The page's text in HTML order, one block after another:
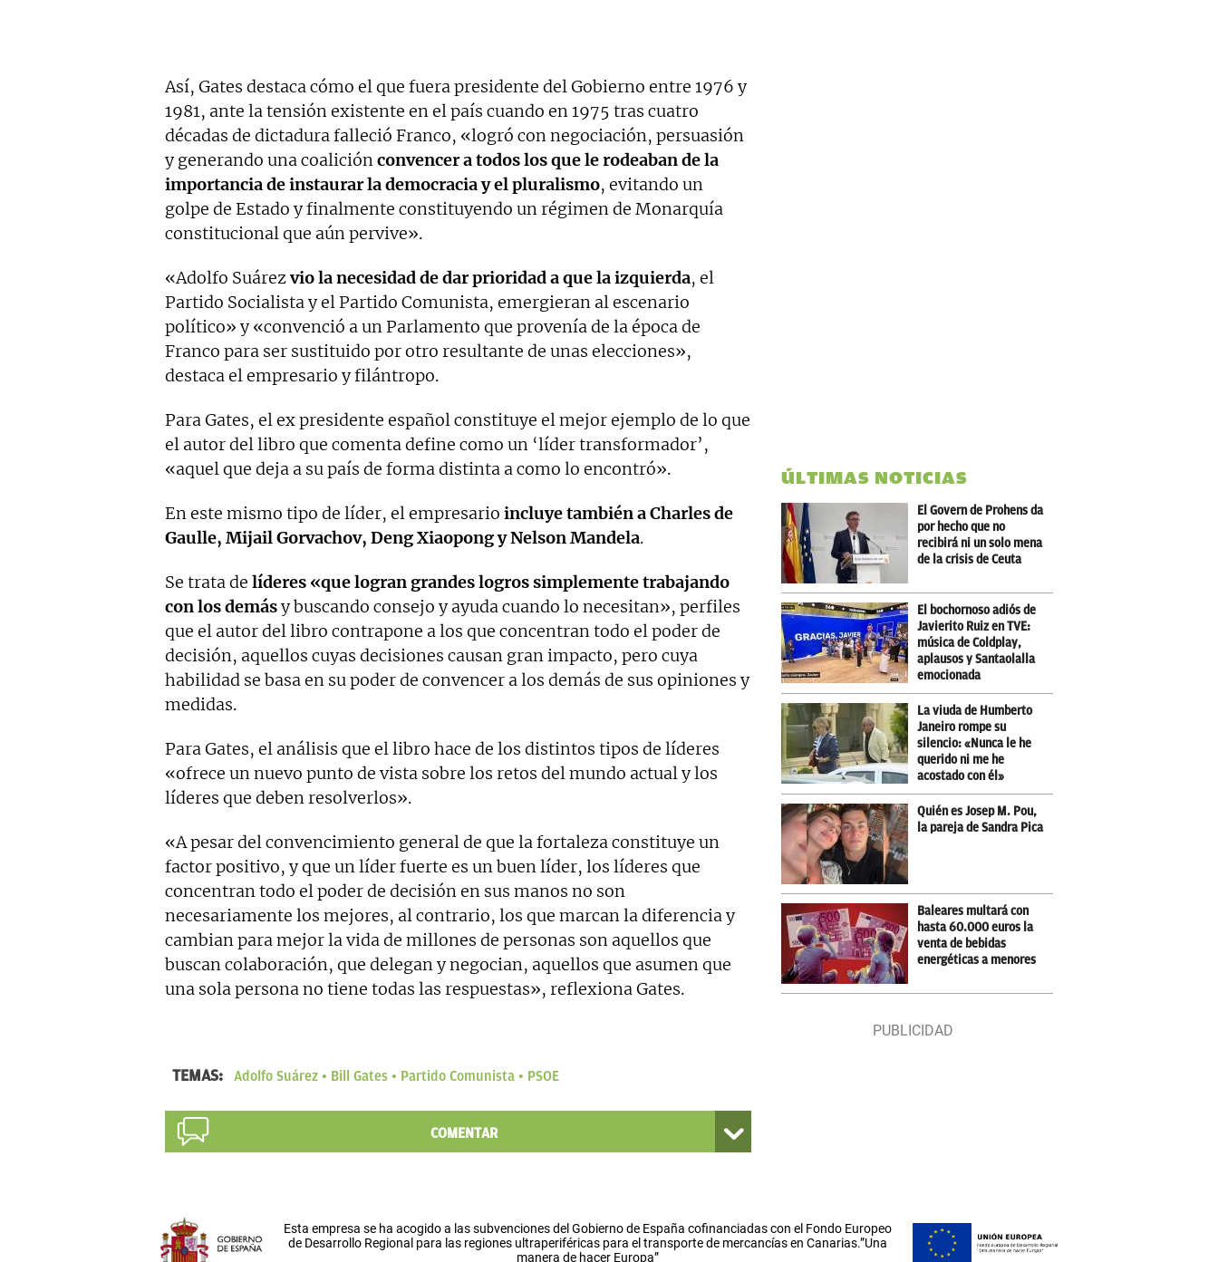
Así, Gates destaca cómo el que fuera presidente del Gobierno entre 1976 y
1981, ante la tensión existente en el país cuando en 1975 tras cuatro
décadas de dictadura falleció Franco, «logró con negociación, persuasión
y generando una coaliciónconvencer a todos los que le rodeaban de la
importancia de instaurar la democracia y el pluralismo, evitando un
golpe de Estado y finalmente constituyendo un régimen de Monarquía
constitucional que aún pervive».
«Adolfo Suárezvio la necesidad de dar prioridad a que la izquierda, el
Partido Socialista y el Partido Comunista, emergieran al escenario
político» y «convenció a un Parlamento que provenía de la época de
Franco para ser sustituido por otro resultante de unas elecciones»,
destaca el empresario y filántropo.
Para Gates, el ex presidente español constituye el mejor ejemplo de lo que
el autor del libro que comenta define como un ‘líder transformador’,
«aquel que deja a su país de forma distinta a como lo encontró».
En este mismo tipo de líder, el empresario incluye también a Charles de
Gaulle, Mijail Gorvachov, Deng Xiaopong y Nelson Mandela.
Se trata de líderes «que logran grandes logros simplemente trabajando
con los demásy buscando consejo y ayuda cuando lo necesitan», perfiles
que el autor del libro contrapone a los que concentran todo el poder de
decisión, aquellos cuyas decisiones causan gran impacto, pero cuya
habilidad se basa en su poder de convencer a los demás de sus opiniones y
medidas.
Para Gates, el análisis que el libro hace de los distintos tipos de líderes
«ofrece un nuevo punto de vista sobre los retos del mundo actual y los
líderes que deben resolverlos».
«A pesar del convencimiento general de que la fortaleza constituye un
factor positivo, y que un líder fuerte es un buen líder, los líderes que
concentran todo el poder de decisión en sus manos no son
necesariamente los mejores, al contrario, los que marcan la diferencia y
cambian para mejor la vida de millones de personas son aquellos que
buscan colaboración, que delegan y negocian, aquellos que asumen que
una sola persona no tiene todas las respuestas», reflexiona Gates.
TEMAS: Adolfo Suárez Bill Gates Partido Comunista PSOE
COMENTAR
ÚLTIMAS NOTICIAS
El Govern de Prohens da
por hecho que no
recibirá ni un solo mena
de la crisis de Ceuta
El bochornoso adiós de
Javierito Ruiz en TVE:
música de Coldplay,
aplausos y Santaolalla
emocionada
La viuda de Humberto
Janeiro rompe su
silencio: «Nunca le he
querido ni me he
acostado con él»
Quién es Josep M. Pou,
la pareja de Sandra Pica
Baleares multará con
hasta 60.000 euros la
venta de bebidas
energéticas a menores
Esta empresa se ha acogido a las subvenciones del Gobierno de España cofinanciadas con el Fondo Europeo
de Desarrollo Regional para las regiones ultraperiféricas para el transporte de mercancías en Canarias.”Una
manera de hacer Europa”